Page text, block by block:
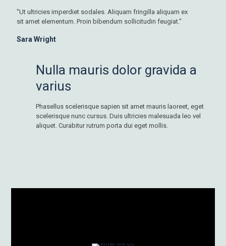
"Ut ultricies imperdiet sodales. Aliquam fringilla aliquam ex
sit amet elementum. Proin bibendum sollicitudin feugiat."
Sara Wright
Nulla mauris dolor gravida a
varius
Phasellus scelerisque sapien sit amet mauris laoreet, eget
scelerisque nunc cursus. Duis ultricies malesuada leo vel
aliquet. Curabitur rutrum porta dui eget mollis.